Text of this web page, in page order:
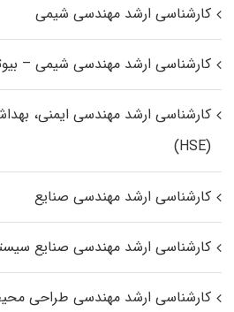
کارشناسی ارشد مهندسی شیمی
کارشناسی ارشد مهندسی شیمی –
کارشناسی ارشد مهندسی ایمنی،
(HSE)
کارشناسی ارشد مهندسی صنایع
کارشناسی ارشد مهندسی صنایع
کارشناسی ارشد مهندسی طراحی